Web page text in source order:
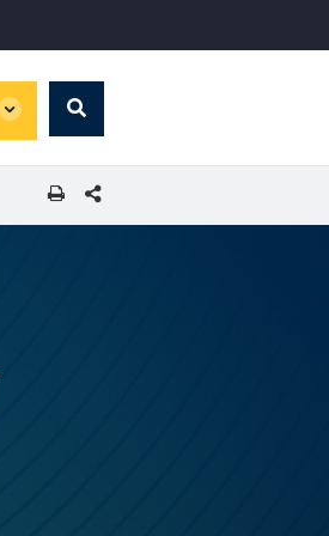
global
Search
COMPARTIR ESTA PÁGINA